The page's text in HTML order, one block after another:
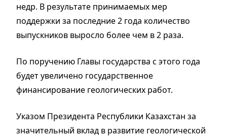
недр. В результате принимаемых мер
поддержки за последние 2 года количество
выпускников выросло более чем в 2 раза.
По поручению Главы государства с этого года
будет увеличено государственное
финансирование геологических работ.
Указом Президента Республики Казахстан за
значительный вклад в развитие геологической